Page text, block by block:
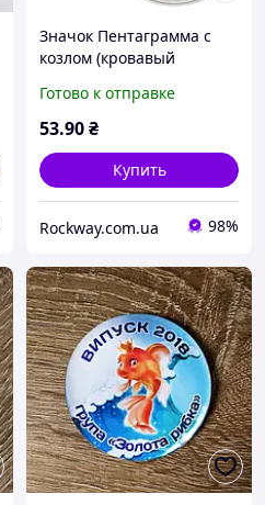
Значок Пентаграмма с
козлом (кровавый
Готово к отправке
53.90₴
Купить
Rockway.com.ua 98%